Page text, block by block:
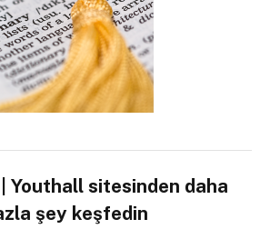
Youthall sitesinden daha
şey keşfedin